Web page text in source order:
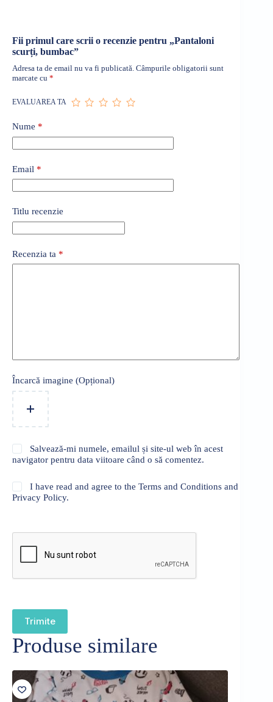
Fii primul care scrii o recenzie pentru „Pantaloni
scurți, bumbac”
Adresa ta de email nu va fi publicată. Câmpurile obligatorii sunt
marcate cu *
EVALUAREA TA
Nume *
Email *
Titlu recenzie
Recenzia ta *
Încarcă imagine (Opțional)
Salvează-mi numele, emailul și site-ul web în acest
navigator pentru data viitoare când o să comentez.
I have read and agree to the Terms and Conditions and
Privacy Policy.
Trimite
Produse similare